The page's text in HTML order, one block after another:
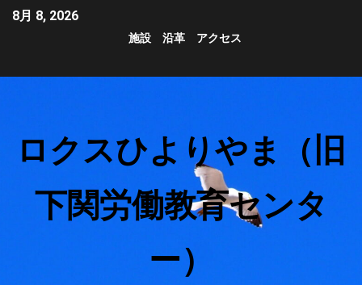
8月 8, 2026
施設 沿革 アクセス
ロクスひよりやま（旧
下関労働教育センタ
ー）